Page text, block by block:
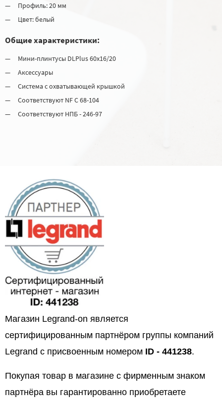
Профиль: 20 мм
Цвет: белый
Общие характеристики:
Мини-плинтусы DLPlus 60x16/20
Аксессуары
Система с охватывающей крышкой
Соответствуют NF C 68-104
Соответствуют НПБ - 246-97
Магазин Legrand-on является
сертифицированным партнёром группы компаний
Legrand с присвоенным номером ID - 441238.
Покупая товар в магазине с фирменным знаком
партнёра вы гарантированно приобретаете